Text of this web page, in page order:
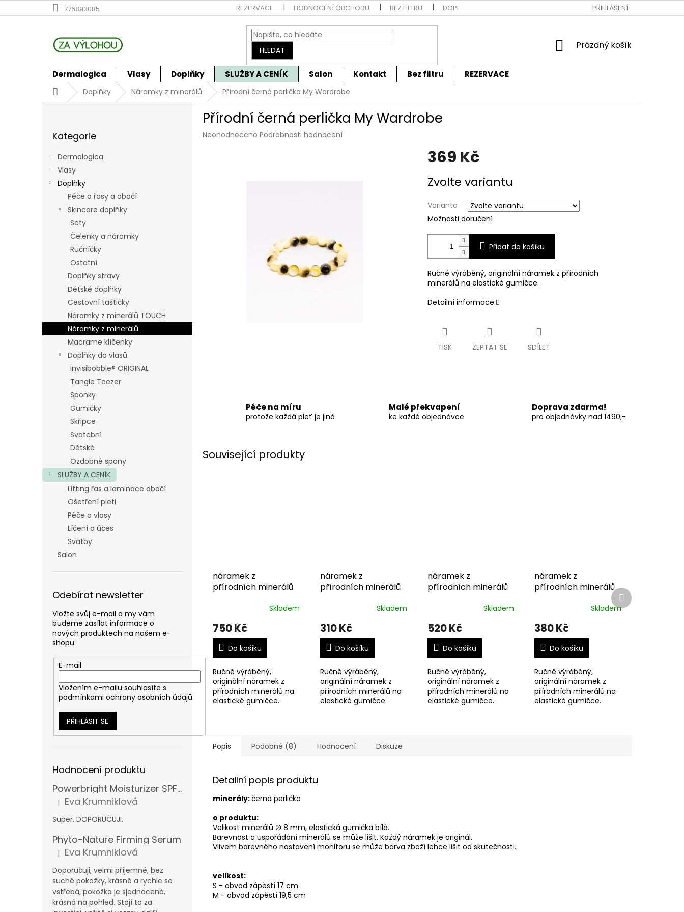
na
776893085 REZERVACE HODNOCENÍ OBCHODU BEZ FILTRU DOPRAVA A PLATBA OBCHODNÍ PODMÍNKY
PŘIHLÁŠENÍ
HLEDAT
NÁKUPNÍ
Prázdný košík
Dermalogica Vlasy Doplňky SLUŽBY A CENÍK Salon Kontakt Bez filtru REZERVACE
DomůDoplňky Náramky z minerálů Přírodní černá perlička My Wardrobe
kategorie
Kategorie
Dermalogica
Vlasy
Doplňky
Péče o řasy a obočí
Skincare doplňky
Sety
Čelenky a náramky
Ručníčky
Ostatní
Doplňky stravy
Dětské doplňky
Cestovní taštičky
Náramky z minerálů TOUCH
Náramky z minerálů
Macrame klíčenky
Doplňky do vlasů
Invisibobble® ORIGINAL
Tangle Teezer
Sponky
Gumičky
Skřipce
Svatební
Dětské
Ozdobné spony
SLUŽBY A CENÍK
Lifting řas a laminace obočí
Ošetření pleti
Péče o vlasy
Líčení a účes
Svatby
Salon
Odebírat newsletter
Vložte svůj e-mail a my vám
budeme zasílat informace o
nových produktech na našem e-
shopu.
E-mail
Vložením e-mailu souhlasíte s
podmínkami ochrany osobních údajů
PŘIHLÁSIT SE
Hodnocení produktu
Powerbright Moisturizer SPF 50
Hodnocení produktu je 5 z 5 hvězdiček.
| Eva Krumniklová
Super. DOPORUČUJI.
Phyto-Nature Firming Serum
Hodnocení produktu je 5 z 5 hvězdiček.
| Eva Krumniklová
Doporučuji, velmi příjemné, bez
suché pokožky, krásně a rychle se
vstřebá, pokožka je sjednocená,
krásná na pohled. Stojí to za
Přírodní černá perlička My Wardrobe
Průměrné
Neohodnoceno Podrobnosti hodnocení
369 Kč
cena:
Zvolte variantu
Varianta
Možnosti doručení
Přidat do košíku
Ručně výráběný, originální náramek z přírodních
minerálů na elastické gumičce.
Detailní informace
TISK ZEPTAT SE SDÍLET
Péče na míru
protože každá pleť je jiná
Malé překvapení
ke každé objednávce
Doprava zdarma!
pro objednávky nad 1490,-
Související produkty
náramek z
přírodních minerálů
Skladem
750 Kč
Do košíku
Ručně výráběný,
originální náramek z
přírodních minerálů na
elastické gumičce.
náramek z
přírodních minerálů
Skladem
310 Kč
Do košíku
Ručně výráběný,
originální náramek z
přírodních minerálů na
elastické gumičce.
náramek z
přírodních minerálů
Skladem
520 Kč
Do košíku
Ručně výráběný,
originální náramek z
přírodních minerálů na
elastické gumičce.
náramek z
přírodních minerálů
Skladem
380 Kč
Do košíku
Ručně výráběný,
originální náramek z
přírodních minerálů na
elastické gumičce.
Další
produkt
Popis Podobné (8) Hodnocení Diskuze
Detailní popis produktu
minerály:černá perlička
o produktu:
Velikost minerálů ∅ 8 mm, elastická gumička bílá.
Barevnost a uspořádání minerálů se může lišit. Každý náramek je originál.
Vlivem barevného nastavení monitoru se může barva zboží lehce lišit od skutečnosti.
velikost:
S - obvod zápěstí 17 cm
M - obvod zápěstí 19,5 cm